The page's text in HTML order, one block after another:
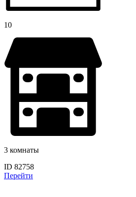
10
3 комнаты
ID 82758
Перейти